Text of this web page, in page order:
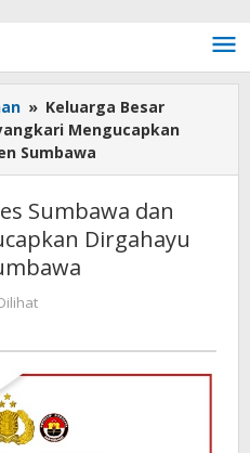
» Keluarga Besar
Mengucapkan
Sumbawa
Sumbawa dan
Dirgahayu